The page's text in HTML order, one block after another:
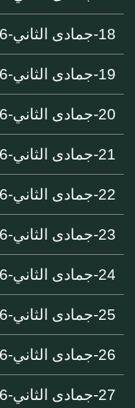
18-جمادى الثاني-906
19-جمادى الثاني-906
20-جمادى الثاني-906
21-جمادى الثاني-906
22-جمادى الثاني-906
23-جمادى الثاني-906
24-جمادى الثاني-906
25-جمادى الثاني-906
26-جمادى الثاني-906
27-جمادى الثاني-906